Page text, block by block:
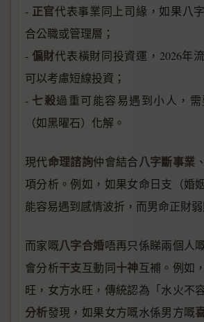
- 正官代表事業同上司緣，如果八
合公職或管理層；
- 偏財代表橫財同投資運，2026年
可以考慮短線投資；
- 七殺過重可能容易遇到小人，
（如黑曜石）化解。
現代命理諮詢仲會結合八字斷事業 、
項分析。例如，如果女命日支（婚
能容易遇到感情波折，而男命正財
而家嘅八字合婚唔再只係睇兩個人
會分析干支互動同十神互補。例如
旺，女方水旺，傳統認為「水火不
分析發現，如果女方嘅水係男方嘅